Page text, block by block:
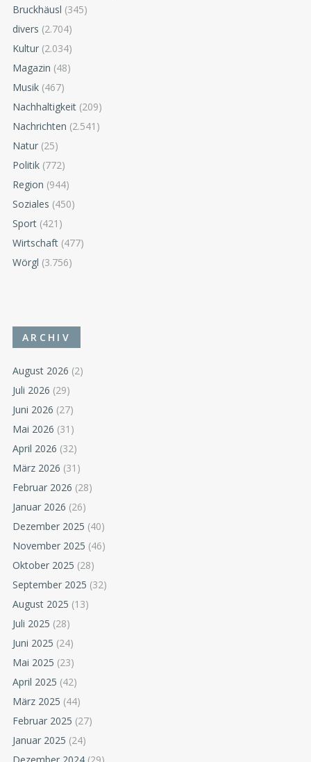
Bruckhäusl (345)
divers (2.704)
Kultur (2.034)
Magazin (48)
Musik (467)
Nachhaltigkeit (209)
Nachrichten (2.541)
Natur (25)
Politik (772)
Region (944)
Soziales (450)
Sport (421)
Wirtschaft (477)
Wörgl (3.756)
ARCHIV
August 2026 (2)
Juli 2026 (29)
Juni 2026 (27)
Mai 2026 (31)
April 2026 (32)
März 2026 (31)
Februar 2026 (28)
Januar 2026 (26)
Dezember 2025 (40)
November 2025 (46)
Oktober 2025 (28)
September 2025 (32)
August 2025 (13)
Juli 2025 (28)
Juni 2025 (24)
Mai 2025 (23)
April 2025 (42)
März 2025 (44)
Februar 2025 (27)
Januar 2025 (24)
Dezember 2024 (29)